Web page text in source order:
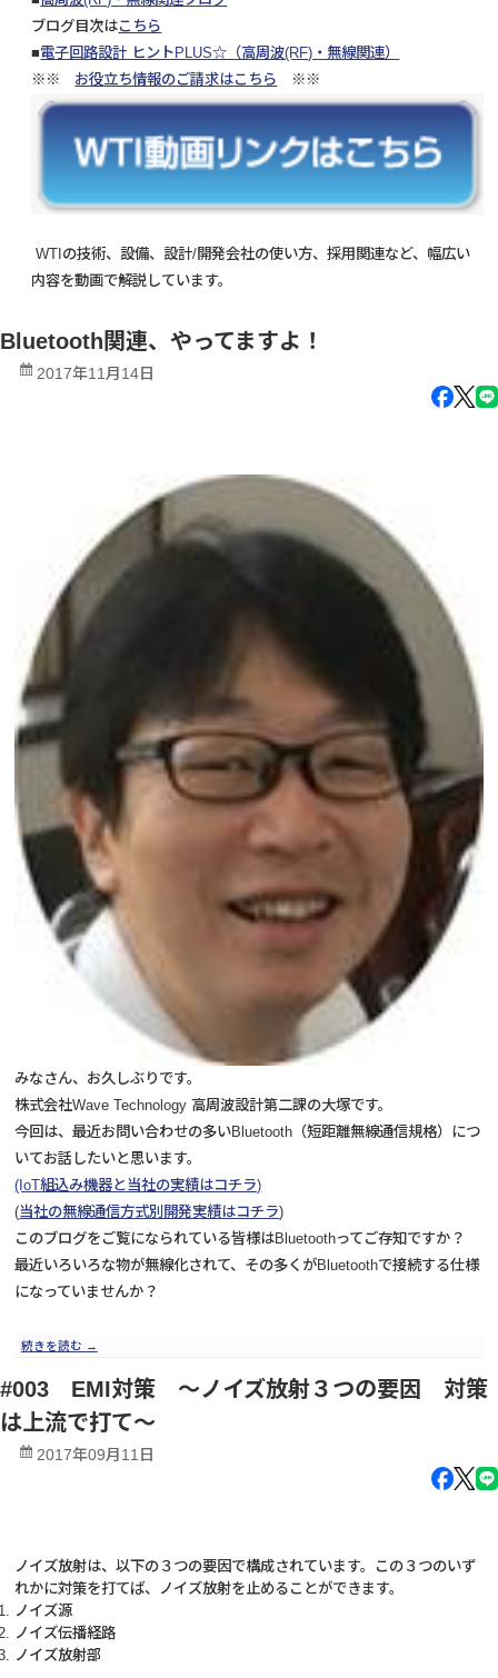
ブログ目次はこちら
■電子回路設計 ヒントPLUS☆（高周波(RF)・無線関連）
※※ お役立ち情報のご請求はこちら ※※
WTIの技術、設備、設計/開発会社の使い方、採用関連など、幅広い
内容を動画で解説しています。
Bluetooth関連、やってますよ！
2017年11月14日
みなさん、お久しぶりです。
株式会社Wave Technology 高周波設計第二課の大塚です。
今回は、最近お問い合わせの多いBluetooth（短距離無線通信規格）につ
いてお話したいと思います。
(IoT組込み機器と当社の実績はコチラ)
(当社の無線通信方式別開発実績はコチラ)
このブログをご覧になられている皆様はBluetoothってご存知ですか？
最近いろいろな物が無線化されて、その多くがBluetoothで接続する仕様
になっていませんか？
続きを読む →
#003 EMI対策 ～ノイズ放射３つの要因 対策
は上流で打て～
2017年09月11日
ノイズ放射は、以下の３つの要因で構成されています。この３つのいず
れかに対策を打てば、ノイズ放射を止めることができます。
ノイズ源
ノイズ伝播経路
ノイズ放射部